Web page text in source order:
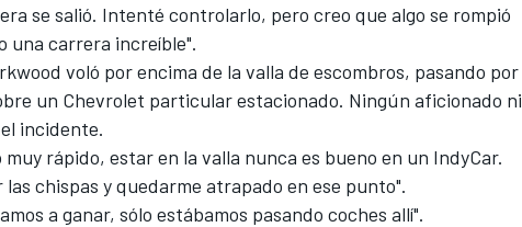
se salió. Intenté controlarlo, pero creo que algo se rompió
una carrera increíble".
voló por encima de la valla de escombros, pasando por
un Chevrolet particular estacionado. Ningún aficionado ni
incidente.
rápido, estar en la valla nunca es bueno en un IndyCar.
chispas y quedarme atrapado en ese punto".
a ganar, sólo estábamos pasando coches allí".